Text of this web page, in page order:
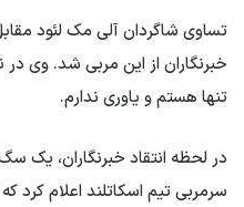
تساوی شاگردان آلی مک لئود
خبرنگاران از این مربی شد. وی
تنها هستم و یاوری ندارم.
در لحظه انتقاد خبرنگاران،
سرمربی تیم اسکاتلند اعلام